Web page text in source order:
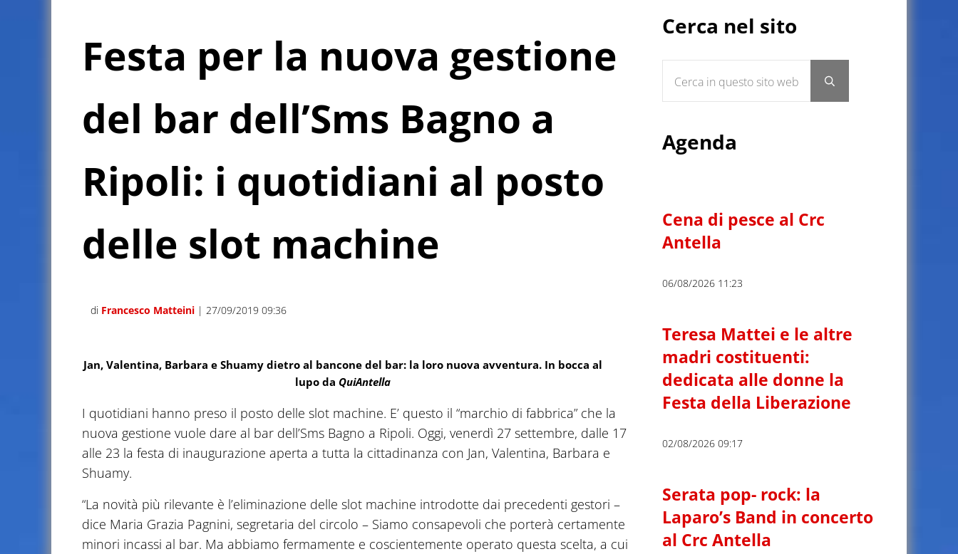
Festa per la nuova gestione
del bar dell’Sms Bagno a
Ripoli: i quotidiani al posto
delle slot machine
di Francesco Matteini | 27/09/2019 09:36
Jan, Valentina, Barbara e Shuamy dietro al bancone del bar: la loro nuova avventura. In bocca al
lupo da QuiAntella
I quotidiani hanno preso il posto delle slot machine. E’ questo il “marchio di fabbrica” che la
nuova gestione vuole dare al bar dell’Sms Bagno a Ripoli. Oggi, venerdì 27 settembre, dalle 17
alle 23 la festa di inaugurazione aperta a tutta la cittadinanza con Jan, Valentina, Barbara e
Shuamy.
“La novità più rilevante è l’eliminazione delle slot machine introdotte dai precedenti gestori –
dice Maria Grazia Pagnini, segretaria del circolo – Siamo consapevoli che porterà certamente
minori incassi al bar. Ma abbiamo fermamente e coscientemente operato questa scelta, a cui
Cerca nel sito
Submit search
Agenda
Cena di pesce al Crc
Antella
06/08/2026 11:23
Teresa Mattei e le altre
madri costituenti:
dedicata alle donne la
Festa della Liberazione
02/08/2026 09:17
Serata pop- rock: la
Laparo’s Band in concerto
al Crc Antella